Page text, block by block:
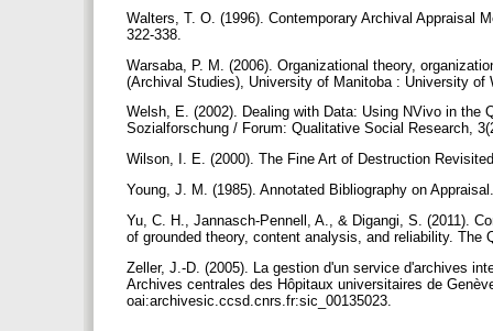
Walters, T. O. (1996). Contemporary Archival Appraisal
322-338.
Warsaba, P. M. (2006). Organizational theory,
(Archival Studies), University of Manitoba : University of
Welsh, E. (2002). Dealing with Data: Using NVivo in the
Sozialforschung / Forum: Qualitative Social Research,
Wilson, I. E. (2000). The Fine Art of Destruction
Young, J. M. (1985). Annotated Bibliography on
Yu, C. H., Jannasch-Pennell, A., & Digangi, S. (2011).
of grounded theory, content analysis, and reliability. The
Zeller, J.-D. (2005). La gestion d'un service d'archives
Archives centrales des Hôpitaux universitaires de
oai:archivesic.ccsd.cnrs.fr:sic_00135023.